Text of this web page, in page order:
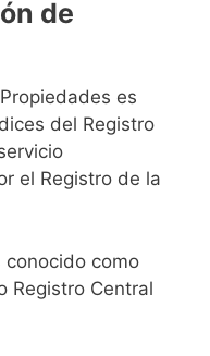
de
es
del Registro
el Registro de la
como
Registro Central